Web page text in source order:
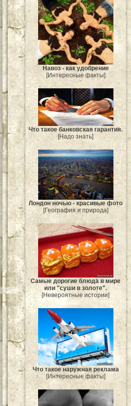
Навоз - как удобрение
[Интересные факты]
Что такое банковская гарантия.
[Надо знать]
Лондон ночью - красивые фото
[География и природа]
Самые дорогие блюда в мире
или "суши в золоте".
[Невероятные истории]
Что такое наружная реклама
[Интересные факты]